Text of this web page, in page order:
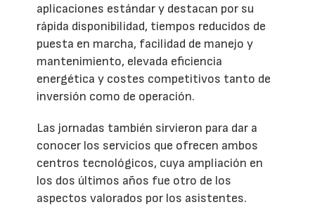
aplicaciones estándar y destacan por su
rápida disponibilidad, tiempos reducidos de
puesta en marcha, facilidad de manejo y
mantenimiento, elevada eficiencia
energética y costes competitivos tanto de
inversión como de operación.
Las jornadas también sirvieron para dar a
conocer los servicios que ofrecen ambos
centros tecnológicos, cuya ampliación en
los dos últimos años fue otro de los
aspectos valorados por los asistentes.